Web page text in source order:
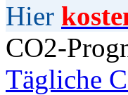
Hier
CO2-
Tägliche